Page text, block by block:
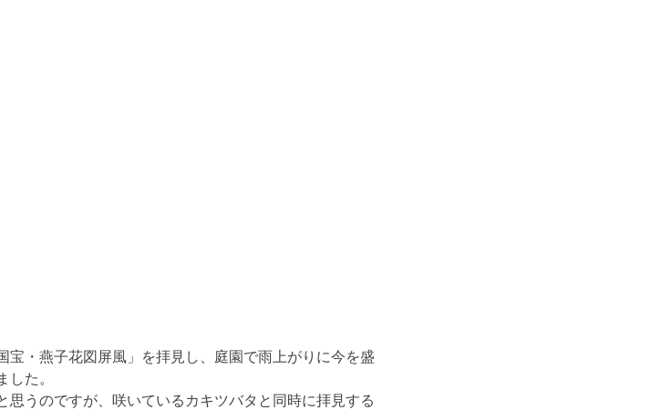
・燕子花図屏風」を拝見し、庭園で雨上がりに今を盛
した。
思うのですが、咲いているカキツバタと同時に拝見する